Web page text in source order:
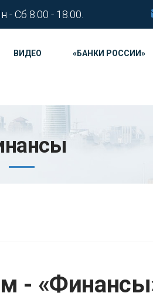
- Сб 8.00 - 18.00.
ВИДЕО «БАНКИ РОССИИ»
-